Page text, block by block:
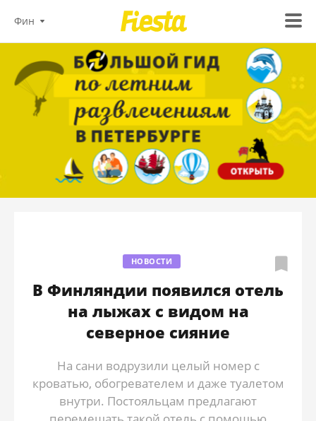
Фин
НОВОСТИ
В Финляндии появился отель
на лыжах с видом на
северное сияние
На сани водрузили целый номер с
кроватью, обогревателем и даже туалетом
внутри. Постояльцам предлагают